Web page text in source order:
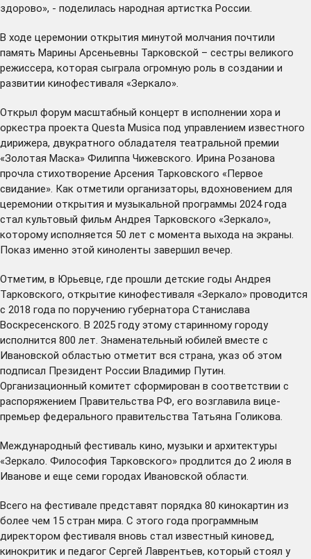
здорово», - поделилась народная артистка России.
В ходе церемонии открытия минутой молчания почтили
память Марины Арсеньевны Тарковской – сестры великого
режиссера, которая сыграла огромную роль в создании и
развитии кинофестиваля «Зеркало».
Открыл форум масштабный концерт в исполнении хора и
оркестра проекта Questa Musica под управлением известного
дирижера, двукратного обладателя театральной премии
«Золотая Маска» Филиппа Чижевского. Ирина Розанова
прочла стихотворение Арсения Тарковского «Первое
свидание». Как отметили организаторы, вдохновением для
церемонии открытия и музыкальной программы 2024 года
стал культовый фильм Андрея Тарковского «Зеркало»,
которому исполняется 50 лет с момента выхода на экраны.
Показ именно этой киноленты завершил вечер.
Отметим, в Юрьевце, где прошли детские годы Андрея
Тарковского, открытие кинофестиваля «Зеркало» проводится
с 2018 года по поручению губернатора Станислава
Воскресенского. В 2025 году этому старинному городу
исполнится 800 лет. Знаменательный юбилей вместе с
Ивановской областью отметит вся страна, указ об этом
подписал Президент России Владимир Путин.
Организационный комитет сформирован в соответствии с
распоряжением Правительства РФ, его возглавила вице-
премьер федерального правительства Татьяна Голикова.
Международный фестиваль кино, музыки и архитектуры
«Зеркало. Философия Тарковского» продлится до 2 июля в
Иванове и еще семи городах Ивановской области.
Всего на фестивале представят порядка 80 кинокартин из
более чем 15 стран мира. С этого года программным
директором фестиваля вновь стал известный киновед,
кинокритик и педагог Сергей Лаврентьев, который стоял у